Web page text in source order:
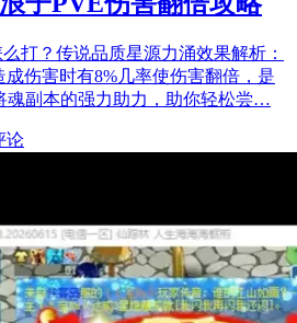
打？传说品质星源力涌效果解析：
伤害时有8%几率使伤害翻倍，是
魂副本的强力助力，助你轻松尝…
论